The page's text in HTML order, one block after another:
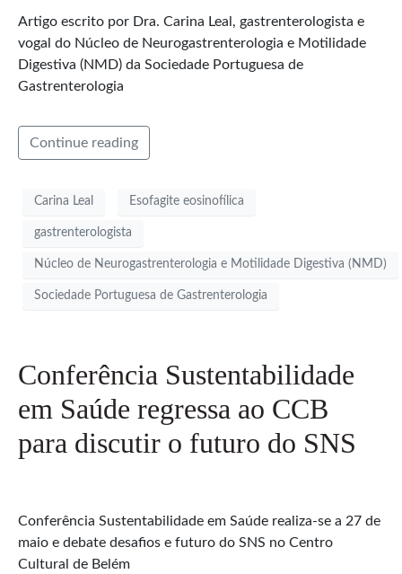
Artigo escrito por Dra. Carina Leal, gastrenterologista e
vogal do Núcleo de Neurogastrenterologia e Motilidade
Digestiva (NMD) da Sociedade Portuguesa de
Gastrenterologia
Continue reading
Carina Leal Esofagite eosinofílica
gastrenterologista
Núcleo de Neurogastrenterologia e Motilidade Digestiva (NMD)
Sociedade Portuguesa de Gastrenterologia
Conferência Sustentabilidade
em Saúde regressa ao CCB
para discutir o futuro do SNS
Conferência Sustentabilidade em Saúde realiza-se a 27 de
maio e debate desafios e futuro do SNS no Centro
Cultural de Belém